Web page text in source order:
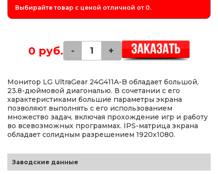
Выбирайте товар с ценой отличной от 0.
0 руб. - +
Монитор LG UltraGear 24G411A-B обладает большой,
23.8-дюймовой диагональю. В сочетании с его
характеристиками большие параметры экрана
позволяют выполнять с его использованием
множество задач, включая прохождение игр и работу
во всевозможных программах. IPS-матрица экрана
обладает солидным разрешением 1920x1080.
Заводские данные